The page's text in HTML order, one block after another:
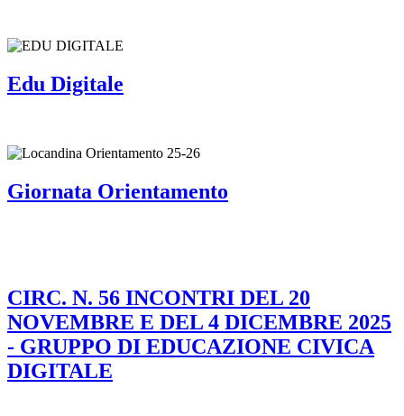
Edu Digitale
Giornata Orientamento
CIRC. N. 56 INCONTRI DEL 20
NOVEMBRE E DEL 4 DICEMBRE 2025
- GRUPPO DI EDUCAZIONE CIVICA
DIGITALE